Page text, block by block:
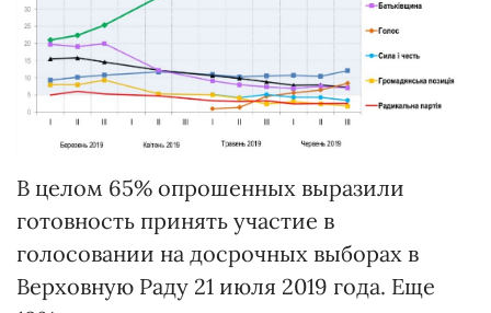
В целом 65% опрошенных выразили
готовность принять участие в
голосовании на досрочных выборах в
Верховную Раду 21 июля 2019 года. Еще